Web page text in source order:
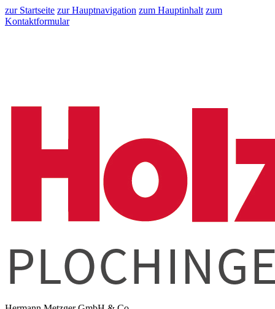
zur Startseite zur Hauptnavigation zum Hauptinhalt zum
Kontaktformular